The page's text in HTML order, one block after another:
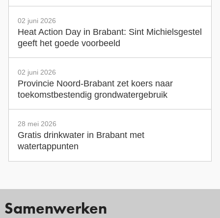
02 juni 2026
Heat Action Day in Brabant: Sint Michielsgestel
geeft het goede voorbeeld
02 juni 2026
Provincie Noord-Brabant zet koers naar
toekomstbestendig grondwatergebruik
28 mei 2026
Gratis drinkwater in Brabant met
watertappunten
Samenwerken